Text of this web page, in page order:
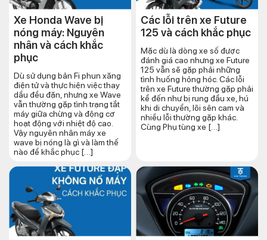
Xe Honda Wave bị
nóng máy: Nguyên
nhân và cách khắc
phục
Dù sử dụng bản Fi phun xăng
điện tử và thực hiện việc thay
dầu đều đặn, nhưng xe Wave
vẫn thường gặp tình trạng tắt
máy giữa chừng và động cơ
hoạt động với nhiệt độ cao.
Vậy nguyên nhân máy xe
wave bị nóng là gì và làm thế
nào để khắc phục […]
Các lỗi trên xe Future
125 và cách khắc phục
Mặc dù là dòng xe số được
đánh giá cao nhưng xe Future
125 vẫn sẽ gặp phải những
tình huống hỏng hóc. Các lỗi
trên xe Future thường gặp phải
kể đến như bị rung đầu xe, hú
khi di chuyển, lõi sên cam và
nhiều lỗi thường gặp khác.
Cùng Phụ tùng xe […]